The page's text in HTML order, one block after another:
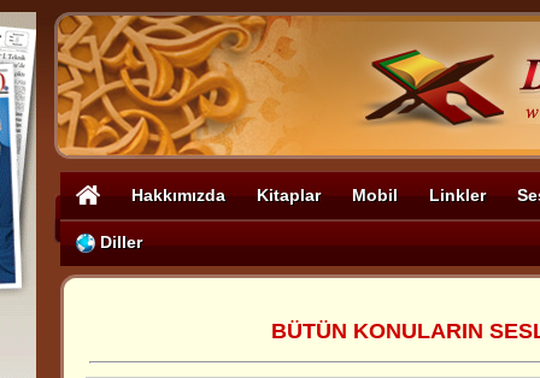
Hakkımızda Kitaplar Mobil Linkler
Diller
BÜTÜN KONULARIN